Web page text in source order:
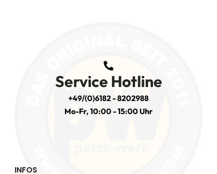
Service Hotline
+49/(0)6182 - 8202988
Mo-Fr, 10:00 - 15:00 Uhr
INFOS